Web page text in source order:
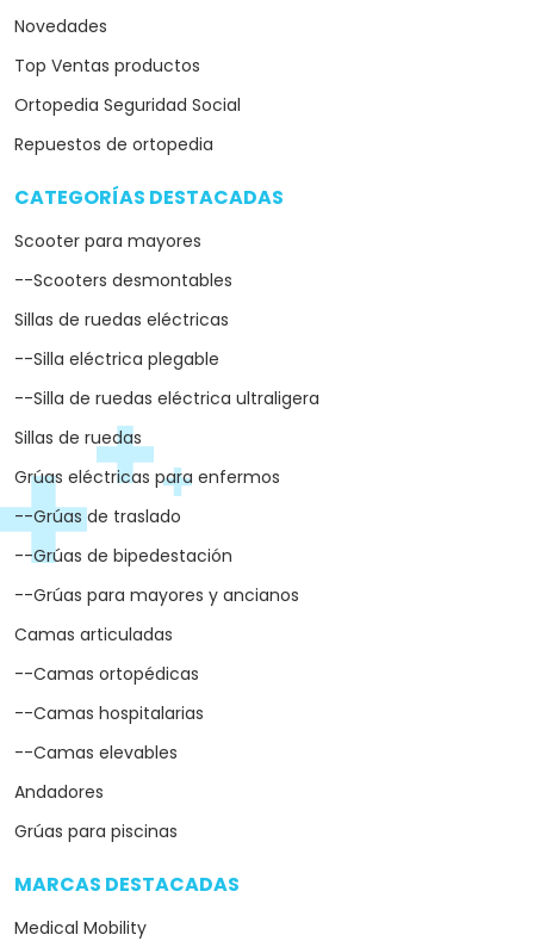
Novedades
Top Ventas productos
Ortopedia Seguridad Social
Repuestos de ortopedia
CATEGORÍAS DESTACADAS
Scooter para mayores
--Scooters desmontables
Sillas de ruedas eléctricas
--Silla eléctrica plegable
--Silla de ruedas eléctrica ultraligera
Sillas de ruedas
Grúas eléctricas para enfermos
--Grúas de traslado
--Grúas de bipedestación
--Grúas para mayores y ancianos
Camas articuladas
--Camas ortopédicas
--Camas hospitalarias
--Camas elevables
Andadores
Grúas para piscinas
MARCAS DESTACADAS
Medical Mobility